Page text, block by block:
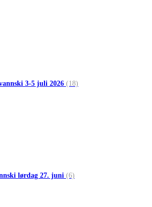
3-5 juli 2026 (18)
lørdag 27. juni (6)